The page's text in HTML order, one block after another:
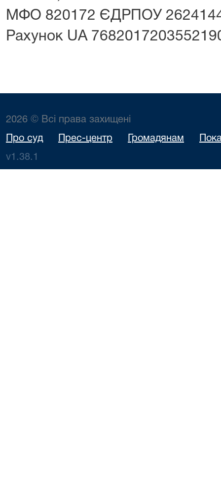
МФО 820172 ЄДРПОУ
Рахунок UA
2026 © Всі права захищені
Про суд Прес-центр Громадянам
v1.38.1